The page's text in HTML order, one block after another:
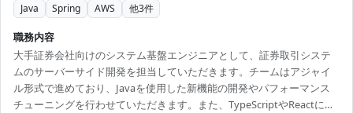
Java Spring AWS 他3件
職務内容
大手証券会社向けのシステム基盤エンジニアとして、証券取引システ
ムのサーバーサイド開発を担当していただきます。チームはアジャイ
ル形式で進めており、Javaを使用した新機能の開発やパフォーマンス
チューニングを行わせていただきます。また、TypeScriptやReactによ